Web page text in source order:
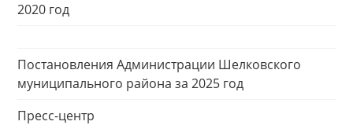
2020 год
Постановления Администрации Шелковского
муниципального района за 2025 год
Пресс-центр